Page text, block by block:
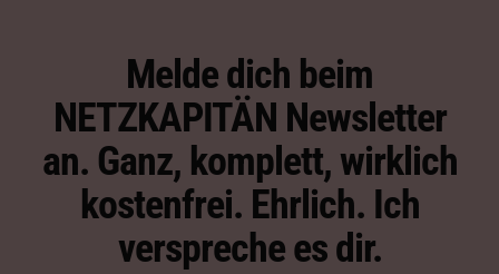
Melde dich beim
NETZKAPITÄN Newsletter
an. Ganz, komplett, wirklich
kostenfrei. Ehrlich. Ich
verspreche es dir.